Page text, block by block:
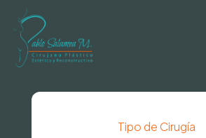
Tipo de Cirugía